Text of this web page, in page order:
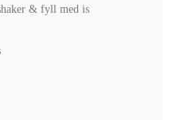
& fyll med is